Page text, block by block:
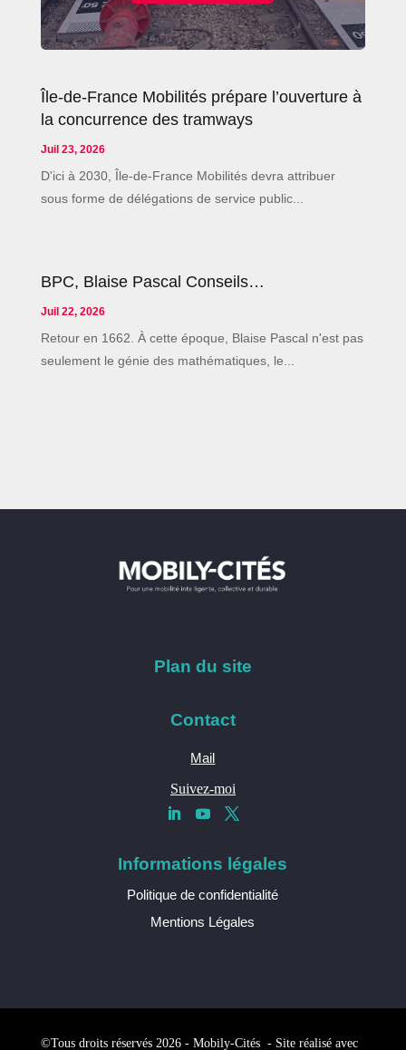
Île-de-France Mobilités prépare l’ouverture à
la concurrence des tramways
Juil 23, 2026
D'ici à 2030, Île-de-France Mobilités devra attribuer
sous forme de délégations de service public...
BPC, Blaise Pascal Conseils…
Juil 22, 2026
Retour en 1662. À cette époque, Blaise Pascal n'est pas
seulement le génie des mathématiques, le...
Plan du site
Contact
Mail
Suivez-moi
Informations légales
Politique de confidentialité
Mentions Légales
©Tous droits réservés 2026 - Mobily-Cités - Site réalisé avec